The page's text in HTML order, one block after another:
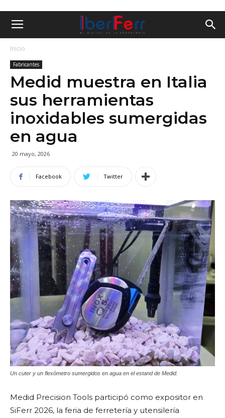
Inicio
Fabricantes
Medid muestra en Italia
sus herramientas
inoxidables sumergidas
en agua
20 mayo, 2026
Facebook Twitter
Un cuter y un flexómetro sumergidos en agua en el estand de Medid.
Medid Precision Tools participó como expositor en
SiFerr 2026, la feria de ferretería y utensilería